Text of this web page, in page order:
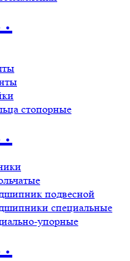
стопорные
подвесной
специальные
упорные